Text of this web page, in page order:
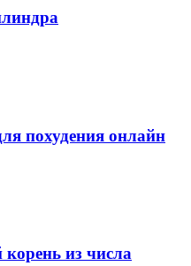
похудения онлайн
из числа